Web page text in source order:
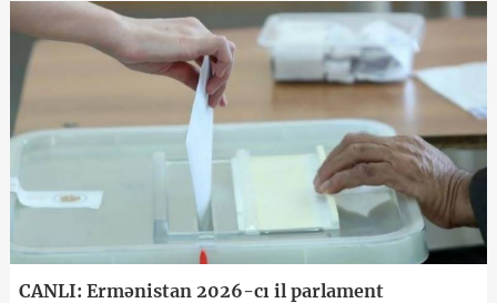
CANLI: Ermənistan 2026-cı il parlament